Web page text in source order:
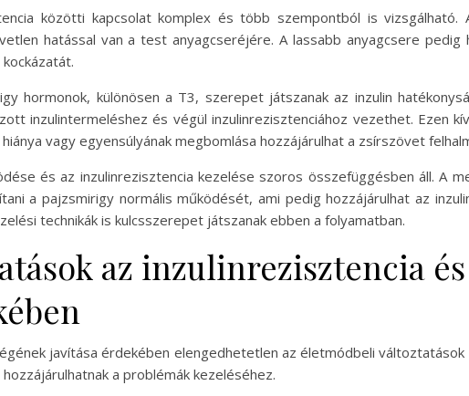
közötti kapcsolat komplex és több szempontból is vizsgálható.
hatással van a test anyagcseréjére. A lassabb anyagcsere pedig
hormonok, különösen a T3, szerepet játszanak az inzulin
inzulintermeléshez és végül inzulinrezisztenciához vezethet. Ezen
vagy egyensúlyának megbomlása hozzájárulhat a zsírszövet
és az inzulinrezisztencia kezelése szoros összefüggésben áll. A
a pajzsmirigy normális működését, ami pedig hozzájárulhat az
technikák is kulcsszerepet játszanak ebben a folyamatban.
az inzulinrezisztencia
javítása érdekében elengedhetetlen az életmódbeli
a problémák kezeléséhez.